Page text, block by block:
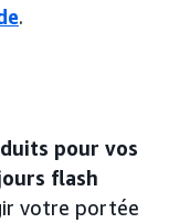
.
pour vos
flash
votre portée